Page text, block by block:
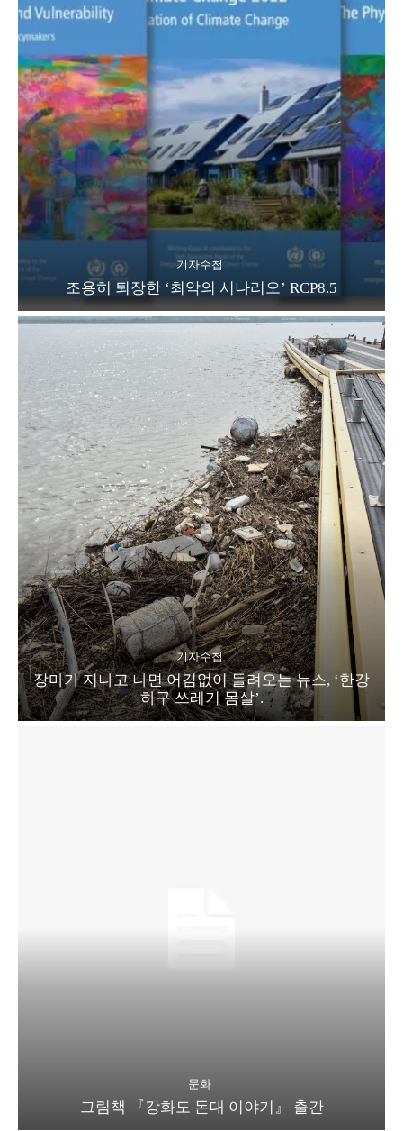
기자수첩
조용히 퇴장한 ‘최악의 시나리오’ RCP8.5
기자수첩
장마가 지나고 나면 어김없이 들려오는 뉴스, ‘한강
하구 쓰레기 몸살’.
문화
그림책 『강화도 돈대 이야기』 출간